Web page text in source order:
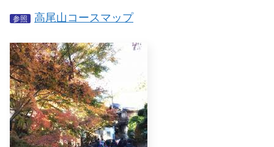
参照 高尾山コースマップ